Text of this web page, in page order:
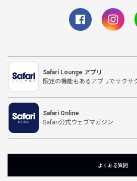
Safari Lounge アプリ
限定の機能もあるアプリでサクサ
Safari Online
Safari公式ウェブマガジン
よくある質問